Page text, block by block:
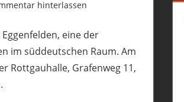
hinterlassen
eine der
im süddeutschen Raum. Am
Rottgauhalle, Grafenweg 11,